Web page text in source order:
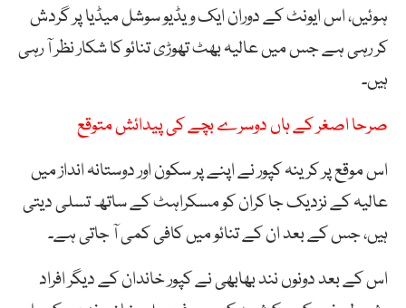
ہوئیں، اس ایونٹ کے دوران ایک ویڈیو سوشل میڈیا پر گردش
کر رہی ہے جس میں عالیہ بھٹ تھوڑی تنائو کا شکار نظر آ رہی
ہیں۔
صرحا اصغر کے ہاں دوسرے بچے کی پیدائش متوقع
اس موقع پر کرینہ کپور نے اپنے پر سکون اور دوستانہ انداز میں
عالیہ کے نزدیک جا کران کو مسکراہٹ کے ساتھ تسلی دیتی
ہیں، جس کے بعد ان کے تنائو میں کافی کمی آ جاتی ہے۔
اس کے بعد دونوں نند بھابھی نے کپور خاندان کے دیگر افراد